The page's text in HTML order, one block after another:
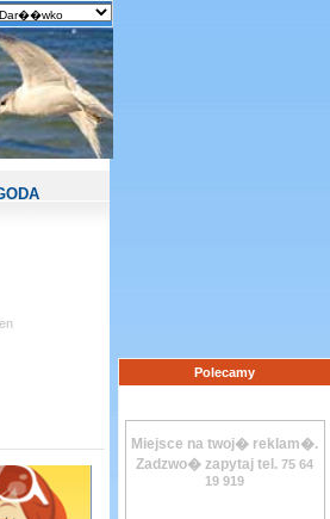
Polecamy
Miejsce na twoj� reklam�.
Zadzwo� zapytaj tel. 75 64
19 919